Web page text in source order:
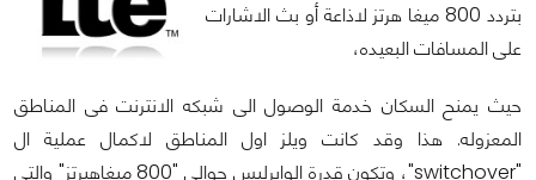
بتردد 800 ميغا هرتز لاذاعة أو بث الاشارات
على المسافات البعيده،
حيث يمنح السكان خدمة الوصول الى شبكه الانترنت فى المناطق
المعزوله. هذا وقد كانت ويلز اول المناطق لاكمال عملية ال
"switchover"، وتكون قدرة الوايرليس حوالى "800 ميغاهيرتز" والتى